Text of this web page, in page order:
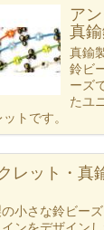
ア
真
真鍮
鈴ビ
ーズ
たユ
トです。
レット・真
小さな鈴ビー
ンをデザイン